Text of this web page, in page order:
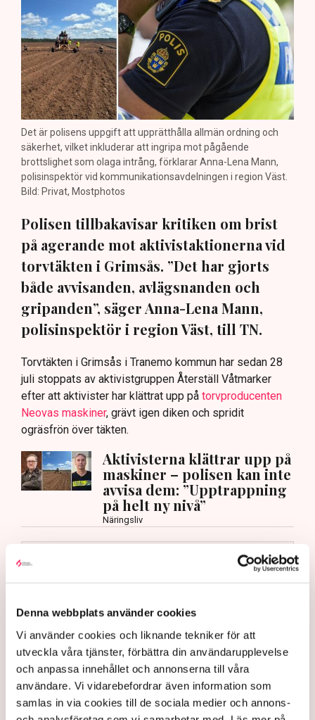
Denna webbplats använder cookies
Vi använder cookies och liknande tekniker för att
utveckla våra tjänster, förbättra din användarupplevelse
och anpassa innehållet och annonserna till våra
användare. Vi vidarebefordrar även information som
samlas in via cookies till de sociala medier och annons-
Det är polisens uppgift att upprätthålla allmän ordning och
säkerhet, vilket inkluderar att ingripa mot pågående
brottslighet som olaga intrång, förklarar Anna-Lena Mann,
polisinspektör vid kommunikationsavdelningen i region Väst.
Bild: Privat, Mostphotos
Polisen tillbakavisar kritiken om brist
på agerande mot aktivistaktionerna vid
torvtäkten i Grimsås. ”Det har gjorts
både avvisanden, avlägsnanden och
gripanden”, säger Anna-Lena Mann,
polisinspektör i region Väst, till TN.
Torvtäkten i Grimsås i Tranemo kommun har sedan 28
juli stoppats av aktivistgruppen Återställ Våtmarker
efter att aktivister har klättrat upp på torvproducenten
Neovas maskiner, grävt igen diken och spridit
ogräsfrön över täkten.
Aktivisterna klättrar upp på
maskiner – polisen kan inte
avvisa dem: ”Upptrappning
på helt ny nivå”
Näringsliv
Torvtäkten i Grimsås har stoppats av aktivister
Polisen kritiseras för bristande agerande vid
aktionerna.
Polisinspektör Anna-Lena Mann förklarar polisens
agerande på plats.
40 personer misstänks med cirka 120